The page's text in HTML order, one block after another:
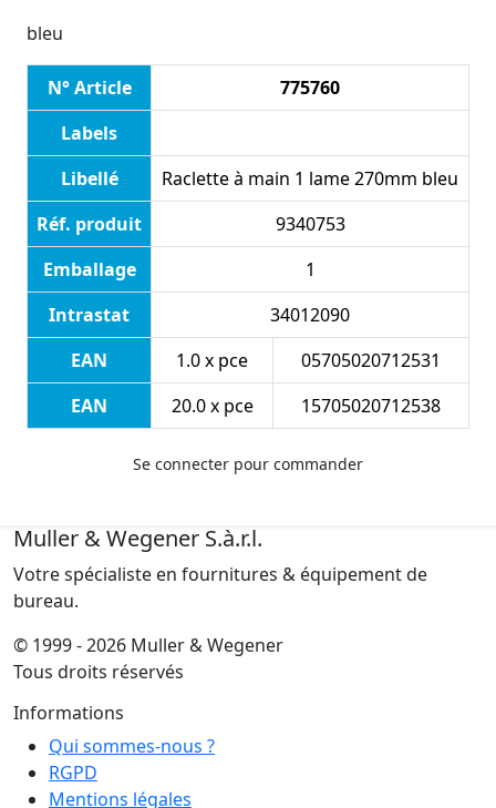
bleu
N° Article
775760
Labels
Libellé
Raclette à main 1 lame 270mm bleu
Réf. produit
9340753
Emballage
1
Intrastat
34012090
EAN
1.0 x pce
05705020712531
EAN
20.0 x pce 15705020712538
Se connecter pour commander
Muller & Wegener S.à.r.l.
Votre spécialiste en fournitures & équipement de
bureau.
© 1999 - 2026 Muller & Wegener
Tous droits réservés
Informations
Qui sommes-nous ?
RGPD
Mentions légales